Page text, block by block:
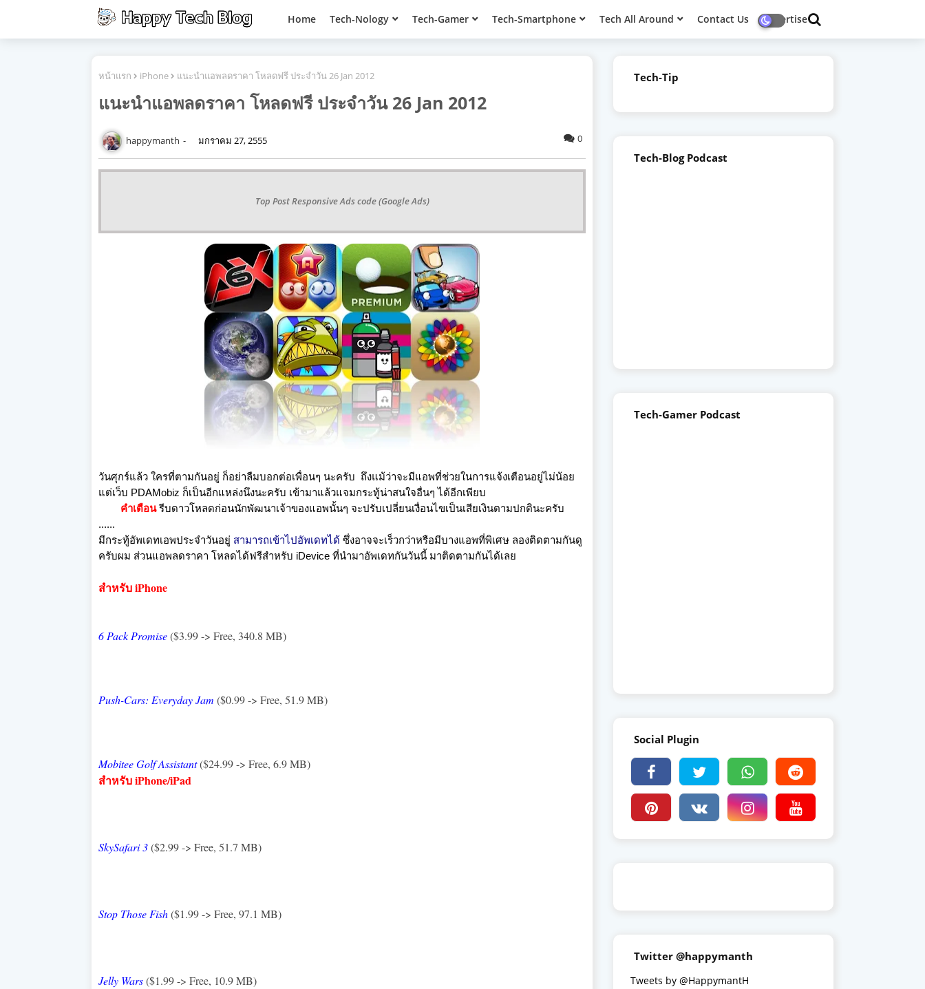
Home Tech-Nology Tech-Gamer Tech-Smartphone Tech All Around Contact Us Advertise
หน้าแรก iPhone แนะนำแอพลดราคา โหลดฟรี ประจำวัน 26 Jan 2012
แนะนำแอพลดราคา โหลดฟรี ประจำวัน 26 Jan 2012
happymanth มกราคม 27, 2555 0
Top Post Responsive Ads code (Google Ads)
วันศุกร์แล้ว ใครที่ตามกันอยู่ ก็อย่าลืมบอกต่อเพื่อนๆ นะครับ ถึงแม้ว่าจะมีแอพที่ช่วยในการแจ้งเตือนอยู่ไม่น้อย
แต่เว็บ PDAMobiz ก็เป็นอีกแหล่งนึงนะครับ เข้ามาแล้วแจมกระทู้น่าสนใจอื่นๆ ได้อีกเพียบ
คำเตือนรีบดาวโหลดก่อนนักพัฒนาเจ้าของแอพนั้นๆ จะปรับเปลี่ยนเงื่อนไขเป็นเสียเงินตามปกตินะครับ
......
มีกระทู้อัพเดทเอพประจำวันอยู่ สามารถเข้าไปอัพเดทได้ ซึ่งอาจจะเร็วกว่าหรือมีบางแอพที่พิเศษ ลองติดตามกันดู
ครับผม ส่วนแอพลดราคา โหลดได้ฟรีสำหรับ iDevice ที่นำมาอัพเดทกันวันนี้ มาติดตามกันได้เลย
สำหรับ iPhone
6 Pack Promise($3.99 -> Free, 340.8 MB)
Push-Cars: Everyday Jam ($0.99 -> Free, 51.9 MB)
Mobitee Golf Assistant($24.99 -> Free, 6.9 MB)
สำหรับ iPhone/iPad
SkySafari 3($2.99 -> Free, 51.7 MB)
Stop Those Fish($1.99 -> Free, 97.1 MB)
Jelly Wars($1.99 -> Free, 10.9 MB)
Tech-Tip
Tech-Blog Podcast
Tech-Gamer Podcast
Social Plugin
Twitter @happymanth
Tweets by @HappymantH